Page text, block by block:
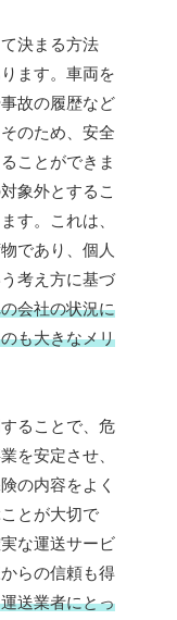
決まる方法
ます。車両を
故の履歴など
のため、安全
ことができま
象外とするこ
す。これは、
であり、個人
考え方に基づ
会社の状況に
も大きなメリ
ることで、危
を安定させ、
の内容をよく
とが大切で
な運送サービ
らの信頼も得
送業者にとっ